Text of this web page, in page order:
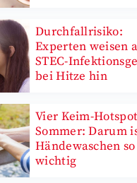
Durchfallrisiko:
Experten weisen
STEC-
bei Hitze hin
Vier Keim-
Sommer: Darum
Händewaschen so
wichtig